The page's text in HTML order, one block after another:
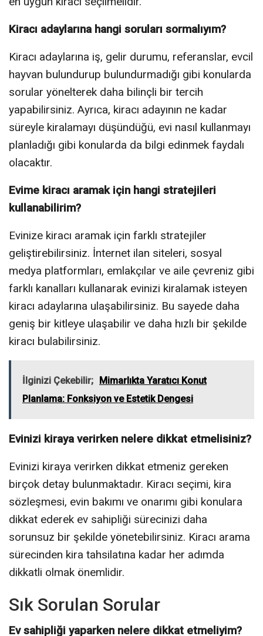
Kiracı adaylarına hangi soruları sormalıyım?
Kiracı adaylarına iş, gelir durumu, referanslar, evcil
hayvan bulundurup bulundurmadığı gibi konularda
sorular yönelterek daha bilinçli bir tercih
yapabilirsiniz. Ayrıca, kiracı adayının ne kadar
süreyle kiralamayı düşündüğü, evi nasıl kullanmayı
planladığı gibi konularda da bilgi edinmek faydalı
olacaktır.
Evime kiracı aramak için hangi stratejileri
kullanabilirim?
Evinize kiracı aramak için farklı stratejiler
geliştirebilirsiniz. İnternet ilan siteleri, sosyal
medya platformları, emlakçılar ve aile çevreniz gibi
farklı kanalları kullanarak evinizi kiralamak isteyen
kiracı adaylarına ulaşabilirsiniz. Bu sayede daha
geniş bir kitleye ulaşabilir ve daha hızlı bir şekilde
kiracı bulabilirsiniz.
İlginizi Çekebilir; Mimarlıkta Yaratıcı Konut
Planlama: Fonksiyon ve Estetik Dengesi
Evinizi kiraya verirken nelere dikkat etmelisiniz?
Evinizi kiraya verirken dikkat etmeniz gereken
birçok detay bulunmaktadır. Kiracı seçimi, kira
sözleşmesi, evin bakımı ve onarımı gibi konulara
dikkat ederek ev sahipliği sürecinizi daha
sorunsuz bir şekilde yönetebilirsiniz. Kiracı arama
sürecinden kira tahsilatına kadar her adımda
dikkatli olmak önemlidir.
Sık Sorulan Sorular
Ev sahipliği yaparken nelere dikkat etmeliyim?